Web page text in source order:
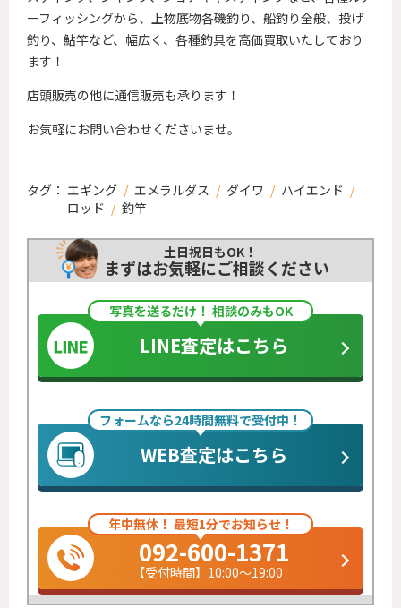
ーフィッシングから、上物底物各磯釣り、船釣り全般、投げ
釣り、鮎竿など、幅広く、各種釣具を高価買取いたしており
ます！
店頭販売の他に通信販売も承ります！
お気軽にお問い合わせくださいませ。
タグ： エギング / エメラルダス / ダイワ / ハイエンド /
ロッド / 釣竿
土日祝日もOK！
まずはお気軽にご相談ください
写真を送るだけ！ 相談のみもOK
LINE査定はこちら
フォームなら24時間無料で受付中！
WEB査定はこちら
年中無休！ 最短1分でお知らせ！
092-600-1371
【受付時間】10:00～19:00